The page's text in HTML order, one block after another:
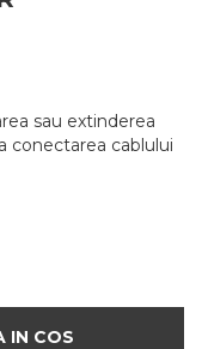
sau extinderea
conectarea cablului
IN COS